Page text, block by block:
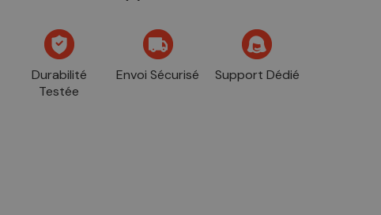
Durabilité
Testée
Envoi Sécurisé Support Dédié